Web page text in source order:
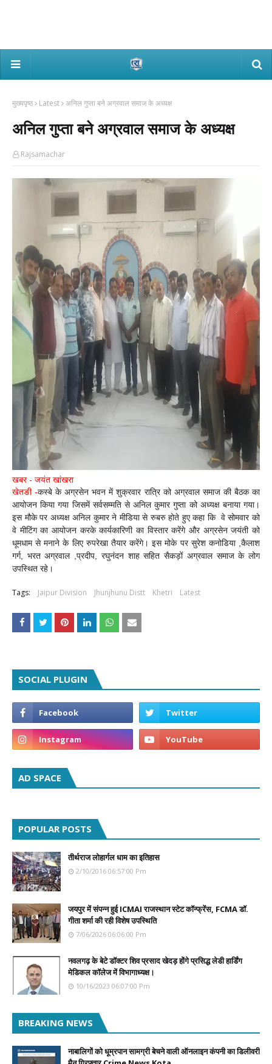
मुख्यपृष्ठ Latest अनिल गुप्ता बने अग्रवाल समाज के अध्यक्ष
अनिल गुप्ता बने अग्रवाल समाज के अध्यक्ष
Rajsamachar
खबर - जयंत खांखरा
खेतङी -कस्बे के अग्रसेन भवन में शुक्रवार रात्रि को अग्रवाल समाज की बैठक का
आयोजन किया गया जिसमें सर्वसम्मति से अनिल कुमार गुप्ता को अध्यक्ष बनाया गया।
इस मौके पर अध्यक्ष अनिल कुमार ने मीडिया से रुबरु होते हुए कहा कि वे सोमवार को
वे मीटिंग का आयोजन करके कार्यकारिणी का विस्तार करेंगे और अग्रसेन जयंती को
धूमधाम से मनाने के लिए रुपरेखा तैयार करेंगे। इस मोके पर सुरेश कनोडिया ,कैलाश
गर्ग, भरत अग्रवाल ,प्रदीप, रघुनंदन शाह सहित सैकड़ों अग्रवाल समाज के लोग
उपस्थित रहे।
Tags: Jaipur Division Jhunjhunu Distt Khetri Latest
SOCIAL PLUGIN
AD SPACE
POPULAR POSTS
तीर्थराज लोहार्गल धाम का इतिहास
2/10/2016 06:57:00 Pm
जयपुर में संपन्न हुई ICMAI राजस्थान स्टेट कॉन्फ्रेंस, FCMA डॉ.
गीता शर्मा की रही विशेष उपस्थिति
7/06/2026 06:06:00 Pm
नवलगढ़ के बेटे डॉक्टर शिव प्रसाद खेदड़ होंगे प्रसिद्ध लेडी हार्डिंग
मेडिकल कॉलेज में विभागाध्यक्ष।
10/16/2023 06:07:00 Pm
BREAKING NEWS
नाबालिगों को धूम्रपान सामग्री बेचने वाली ऑनलाइन कंपनी का डिलीवरी